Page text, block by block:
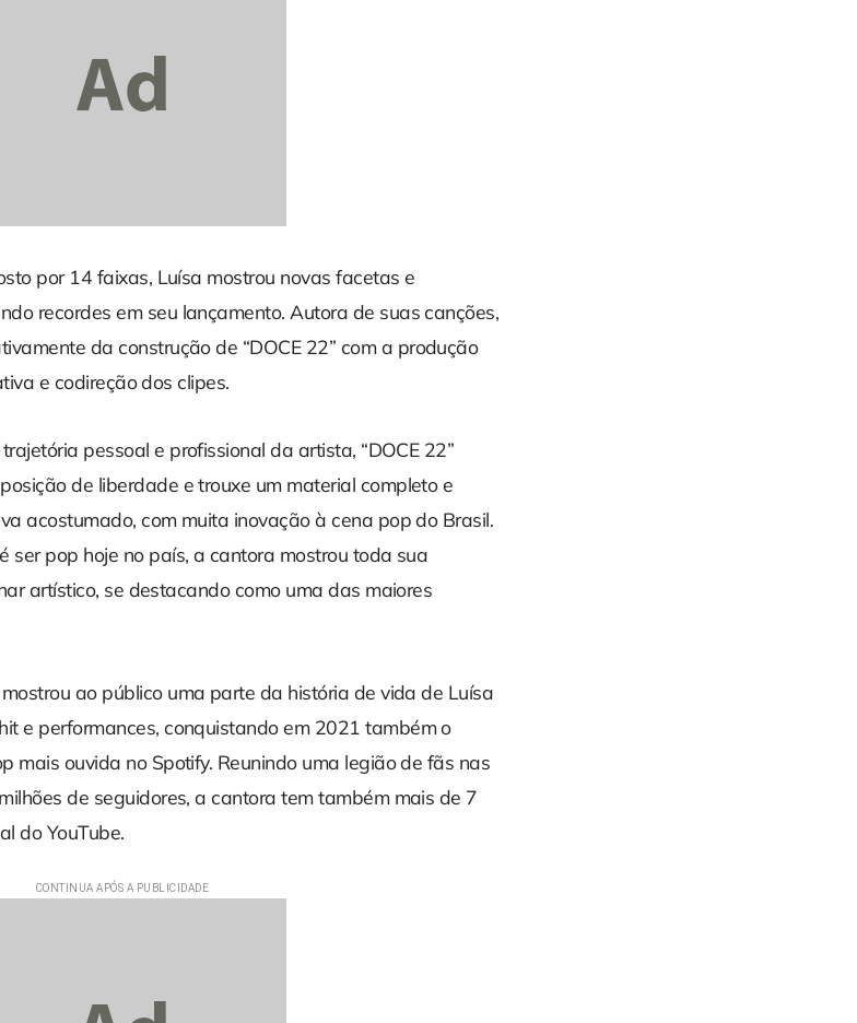
por 14 faixas, Luísa mostrou novas facetas e
recordes em seu lançamento. Autora de suas canções,
da construção de “DOCE 22” com a produção
e codireção dos clipes.
pessoal e profissional da artista, “DOCE 22”
de liberdade e trouxe um material completo e
acostumado, com muita inovação à cena pop do Brasil.
ser pop hoje no país, a cantora mostrou toda sua
artístico, se destacando como uma das maiores
mostrou ao público uma parte da história de vida de Luísa
e performances, conquistando em 2021 também o
mais ouvida no Spotify. Reunindo uma legião de fãs nas
de seguidores, a cantora tem também mais de 7
do YouTube.